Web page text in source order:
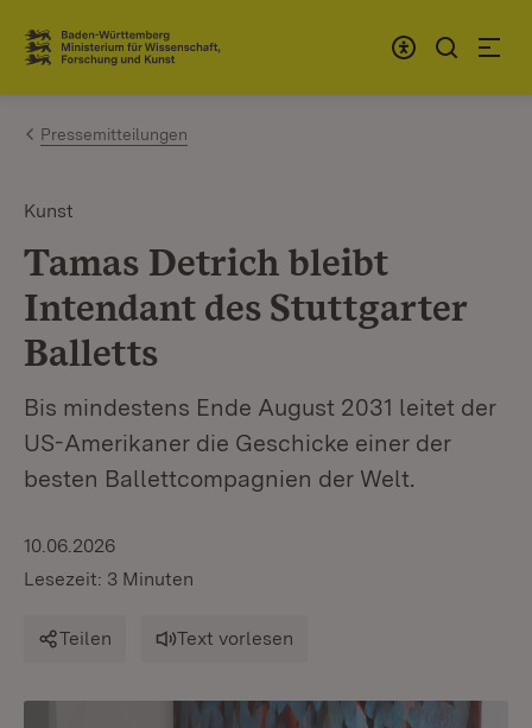
Zum Inhalt springen
Link zur Startseite
Pressemitteilungen
Kunst
Tamas Detrich bleibt
Intendant des Stuttgarter
Balletts
Bis mindestens Ende August 2031 leitet der
US-Amerikaner die Geschicke einer der
besten Ballettcompagnien der Welt.
10.06.2026
Lesezeit: 3 Minuten
Teilen Text vorlesen